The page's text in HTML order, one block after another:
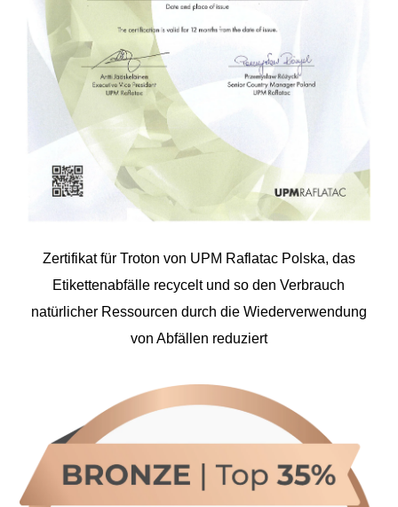
Zertifikat für Troton von UPM Raflatac Polska, das
Etikettenabfälle recycelt und so den Verbrauch
natürlicher Ressourcen durch die Wiederverwendung
von Abfällen reduziert